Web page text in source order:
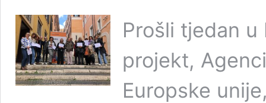
Prošli tjedan u
projekt,
Europske